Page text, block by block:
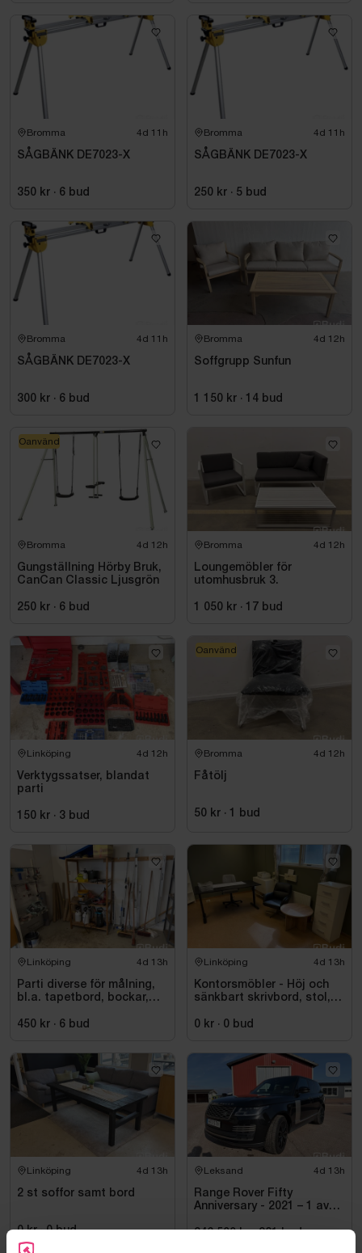
Bromma 4d 11h
SÅGBÄNK DE7023-X
350 kr · 6 bud
Bromma 4d 11h
SÅGBÄNK DE7023-X
250 kr · 5 bud
Bromma 4d 11h
SÅGBÄNK DE7023-X
300 kr · 6 bud
Bromma 4d 12h
Soffgrupp Sunfun
1 150 kr · 14 bud
Bromma 4d 12h
Gungställning Hörby Bruk,
CanCan Classic Ljusgrön
250 kr · 6 bud
Oanvänd
Bromma 4d 12h
Loungemöbler för
utomhusbruk 3.
1 050 kr · 17 bud
Linköping 4d 12h
Verktygssatser, blandat
parti
150 kr · 3 bud
Bromma 4d 12h
Fåtölj
50 kr · 1 bud
Oanvänd
Linköping 4d 13h
Parti diverse för målning,
bl.a. tapetbord, bockar,
redskap
450 kr · 6 bud
Linköping 4d 13h
Kontorsmöbler - Höj och
sänkbart skrivbord, stol,
0 kr · 0 bud
Linköping 4d 13h
2 st soffor samt bord
0 kr ·0 bud
Leksand 4d 13h
Range Rover Fifty
Anniversary - 2021 – 1 av
Diesel – Fullutrustad
246 500 kr ·281 bud